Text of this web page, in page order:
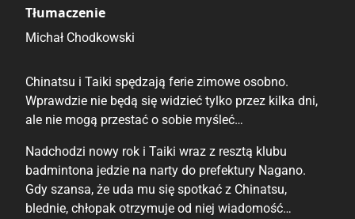
Tłumaczenie
Michał Chodkowski
Chinatsu i Taiki spędzają ferie zimowe osobno.
Wprawdzie nie będą się widzieć tylko przez kilka dni,
ale nie mogą przestać o sobie myśleć…
Nadchodzi nowy rok i Taiki wraz z resztą klubu
badmintona jedzie na narty do prefektury Nagano.
Gdy szansa, że uda mu się spotkać z Chinatsu,
blednie, chłopak otrzymuje od niej wiadomość…